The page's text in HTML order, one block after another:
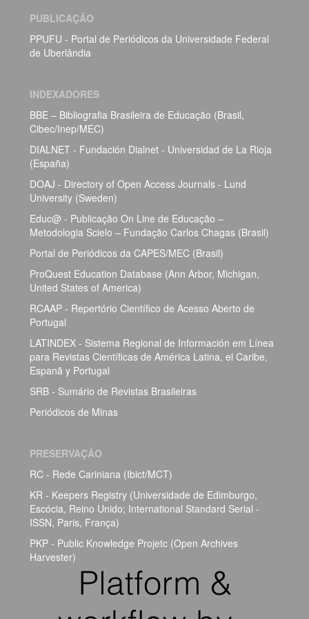
PUBLICAÇÃO
PPUFU - Portal de Periódicos da Universidade Federal
de Uberlândia
INDEXADORES
BBE – Bibliografia Brasileira de Educação (Brasil,
Cibec/Inep/MEC)
DIALNET - Fundación Dialnet - Universidad de La Rioja
(España)
DOAJ - Directory of Open Access Journals - Lund
University (Sweden)
Educ@ - Publicação On Line de Educação –
Metodologia Scielo – Fundação Carlos Chagas (Brasil)
Portal de Periódicos da CAPES/MEC (Brasil)
ProQuest Education Database (Ann Arbor, Michigan,
United States of America)
RCAAP - Repertório Científico de Acesso Aberto de
Portugal
LATINDEX - Sistema Regional de Información em Línea
para Revistas Científicas de América Latina, el Caribe,
Espanã y Portugal
SRB - Sumário de Revistas Brasileiras
Periódicos de Minas
PRESERVAÇÃO
RC - Rede Cariniana (Ibict/MCT)
KR - Keepers Registry (Universidade de Edimburgo,
Escócia, Reino Unido; International Standard Serial -
ISSN, Paris, França)
PKP - Public Knowledge Projetc (Open Archives
Harvester)